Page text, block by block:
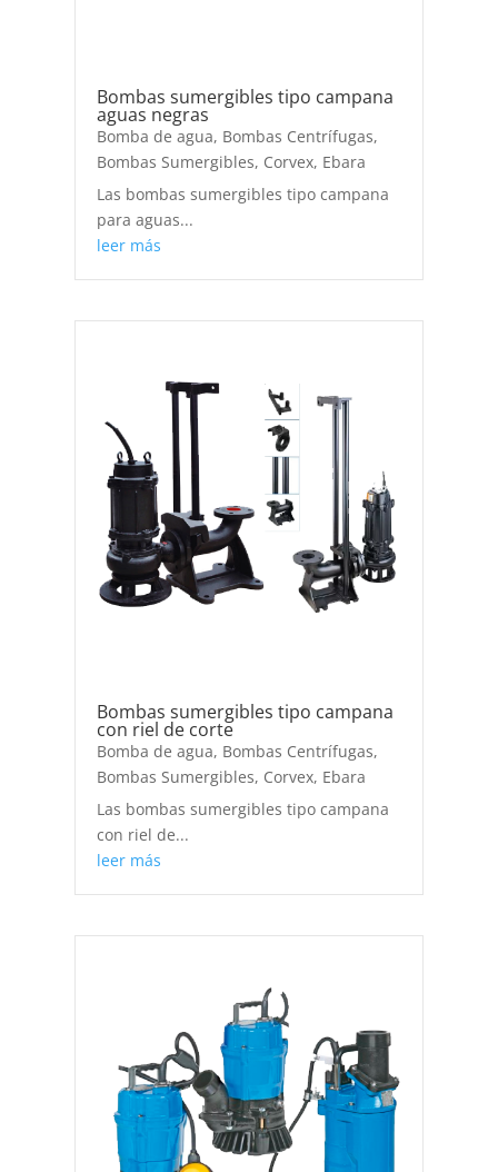
Bombas sumergibles tipo campana
aguas negras
Bomba de agua, Bombas Centrífugas,
Bombas Sumergibles, Corvex, Ebara
Las bombas sumergibles tipo campana
para aguas...
leer más
Bombas sumergibles tipo campana
con riel de corte
Bomba de agua, Bombas Centrífugas,
Bombas Sumergibles, Corvex, Ebara
Las bombas sumergibles tipo campana
con riel de...
leer más